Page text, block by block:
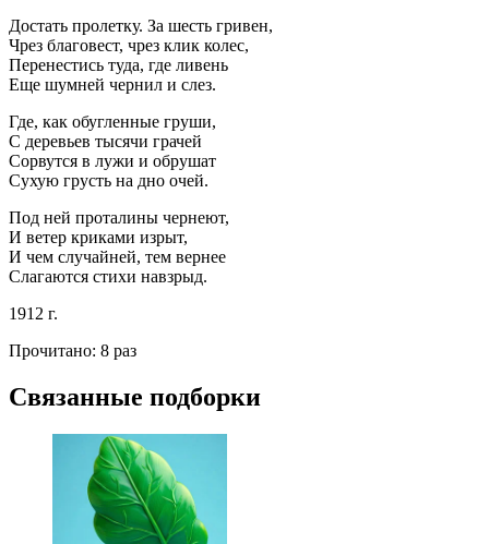
Достать пролетку. За шесть гривен,
Чрез благовест, чрез клик колес,
Перенестись туда, где ливень
Еще шумней чернил и слез.
Где, как обугленные груши,
С деревьев тысячи грачей
Сорвутся в лужи и обрушат
Сухую грусть на дно очей.
Под ней проталины чернеют,
И ветер криками изрыт,
И чем случайней, тем вернее
Слагаются стихи навзрыд.
1912 г.
Прочитано: 8 раз
Связанные подборки